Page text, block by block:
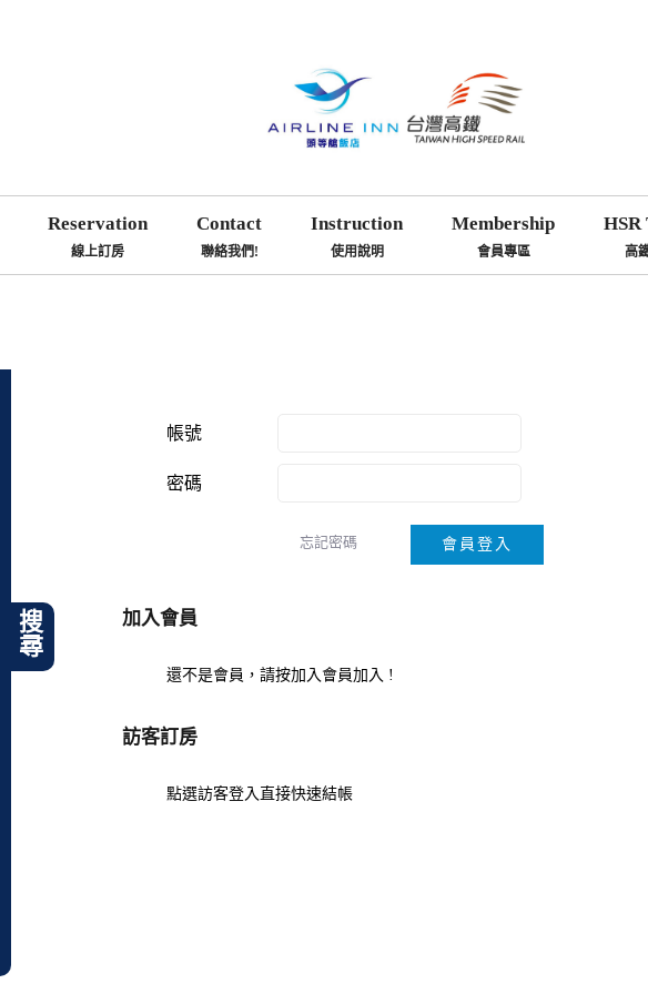
Reservation
線上訂房
Contact
聯絡我們!
Instruction
使用說明
Membership
會員專區
HSR
高
搜尋
帳號
密碼
忘記密碼 會員登入
加入會員
還不是會員，請按加入會員加入 !
訪客訂房
點選訪客登入直接快速結帳